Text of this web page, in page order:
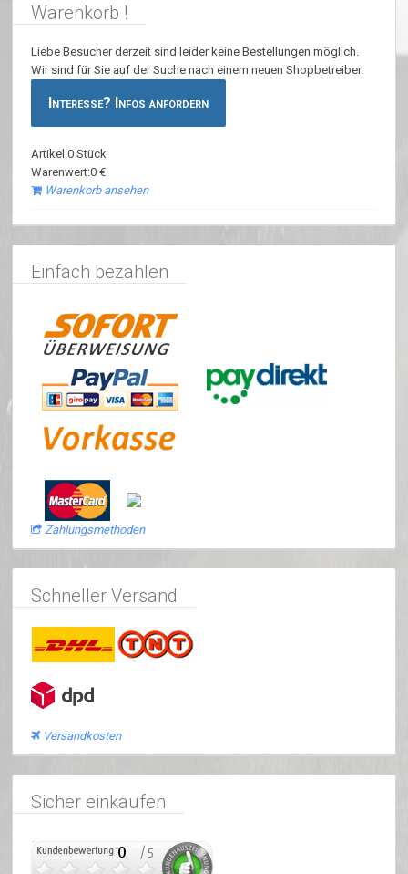
Warenkorb !
Liebe Besucher derzeit sind leider keine Bestellungen möglich.
Wir sind für Sie auf der Suche nach einem neuen Shopbetreiber.
Interesse? Infos anfordern
Artikel:0 Stück
Warenwert:0 €
Warenkorb ansehen
Einfach bezahlen
Zahlungsmethoden
Schneller Versand
Versandkosten
Sicher einkaufen